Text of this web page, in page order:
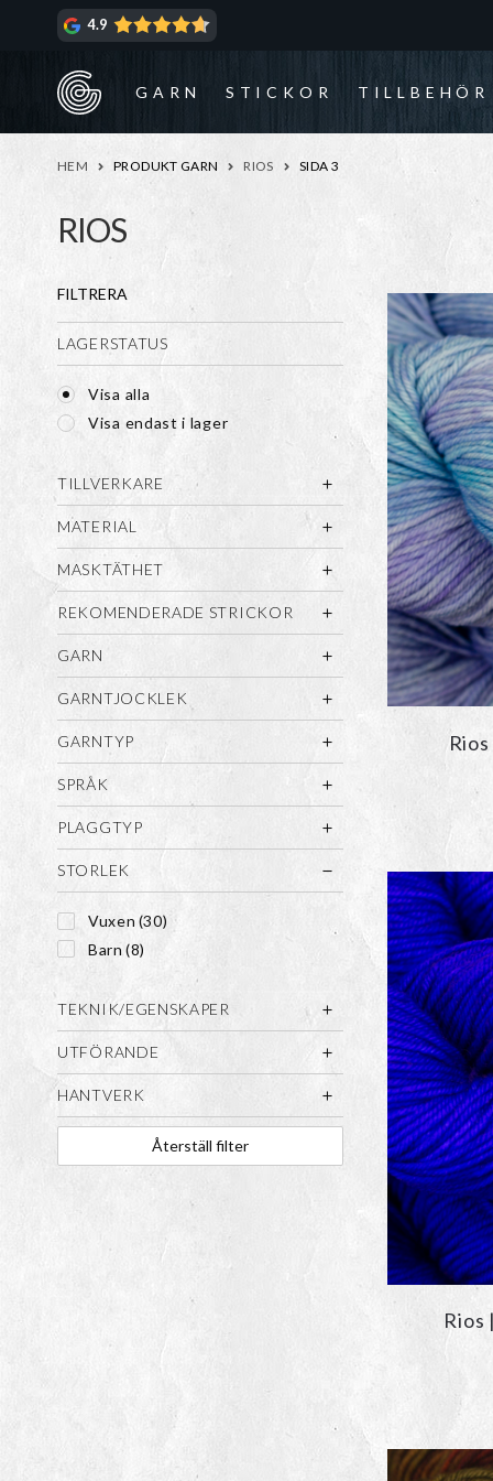
4.9
GARN STICKOR TILLBEHÖR
HEM PRODUKT GARN RIOS SIDA 3
RIOS
FILTRERA
LAGERSTATUS
Visa alla
Visa endast i lager
TILLVERKARE
MATERIAL
MASKTÄTHET
REKOMENDERADE STRICKOR
GARN
GARNTJOCKLEK
GARNTYP
SPRÅK
PLAGGTYP
STORLEK
Vuxen (30)
Barn (8)
TEKNIK/EGENSKAPER
UTFÖRANDE
HANTVERK
Återställ filter
Rios